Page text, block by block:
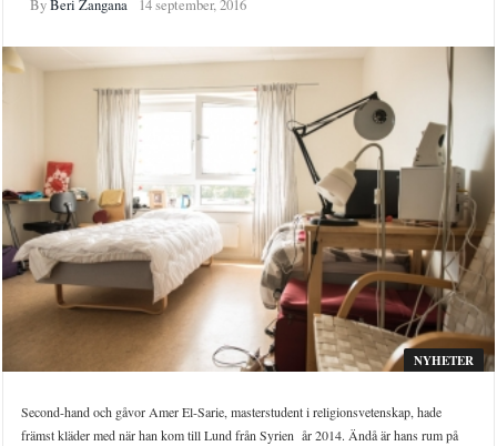
ByBeri Zangana 14 september, 2016
NYHETER
Second-hand och gåvor Amer El-Sarie, masterstudent i religionsvetenskap, hade
främst kläder med när han kom till Lund från Syrien år 2014. Ändå är hans rum på